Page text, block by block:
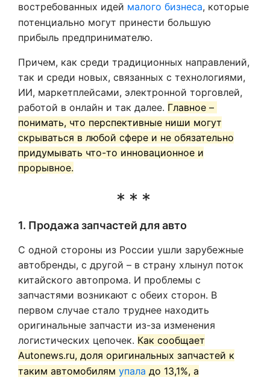
востребованных идей малого бизнеса, которые
потенциально могут принести большую
прибыль предпринимателю.
Причем, как среди традиционных направлений,
так и среди новых, связанных с технологиями,
ИИ, маркетплейсами, электронной торговлей,
работой в онлайн и так далее. Главное –
понимать, что перспективные ниши могут
скрываться в любой сфере и не обязательно
придумывать что-то инновационное и
прорывное.
1. Продажа запчастей для авто
С одной стороны из России ушли зарубежные
автобренды, с другой – в страну хлынул поток
китайского автопрома. И проблемы с
запчастями возникают с обеих сторон. В
первом случае стало труднее находить
оригинальные запчасти из-за изменения
логистических цепочек. Как сообщает
Autonews.ru, доля оригинальных запчастей к
таким автомобилям упала до 13,1%, а